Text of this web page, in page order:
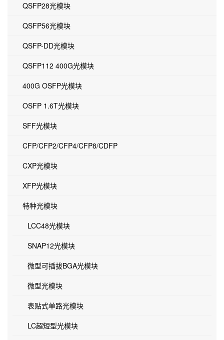
QSFP28光模块
QSFP56光模块
QSFP-DD光模块
QSFP112 400G光模块
400G OSFP光模块
OSFP 1.6T光模块
SFF光模块
CFP/CFP2/CFP4/CFP8/CDFP
CXP光模块
XFP光模块
特种光模块
LCC48光模块
SNAP12光模块
微型可插拔BGA光模块
微型光模块
表贴式单路光模块
LC超短型光模块